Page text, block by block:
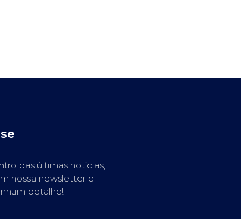
das últimas notícias,
nossa newsletter e
detalhe!